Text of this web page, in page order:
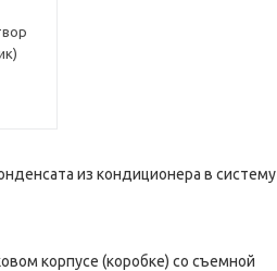
из кондиционера в систему
корпусе (коробке) со съемной